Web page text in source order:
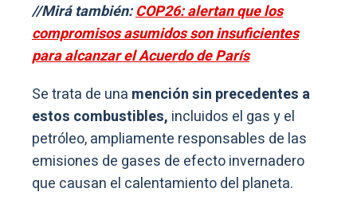
//Mirá también:COP26: alertan que los
compromisos asumidos son insuficientes
para alcanzar el Acuerdo de París
Se trata de una mención sin precedentes a
estos combustibles, incluidos el gas y el
petróleo, ampliamente responsables de las
emisiones de gases de efecto invernadero
que causan el calentamiento del planeta.